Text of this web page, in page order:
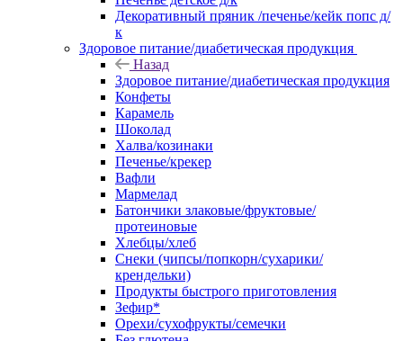
Декоративный пряник /печенье/кейк попс д/
к
Здоровое питание/диабетическая продукция
Назад
Здоровое питание/диабетическая продукция
Конфеты
Карамель
Шоколад
Халва/козинаки
Печенье/крекер
Вафли
Мармелад
Батончики злаковые/фруктовые/
протеиновые
Хлебцы/хлеб
Снеки (чипсы/попкорн/сухарики/
крендельки)
Продукты быстрого приготовления
Зефир*
Орехи/сухофрукты/семечки